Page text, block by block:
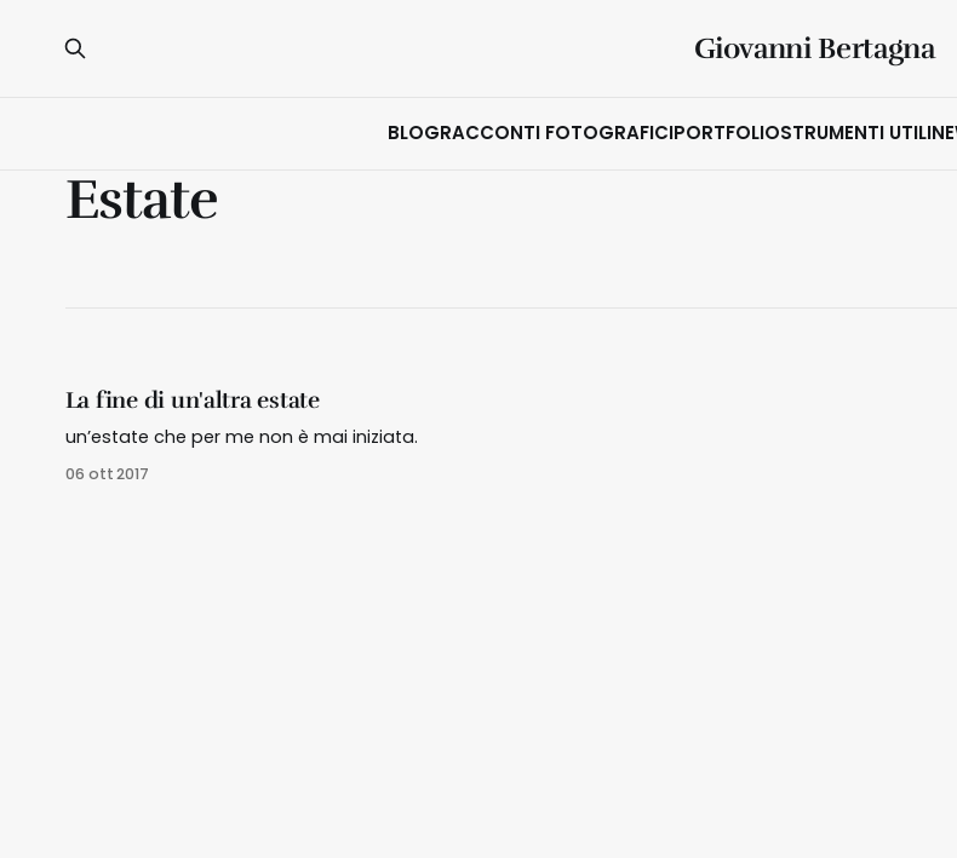
Giovanni Bertagna
BLOGRACCONTI FOTOGRAFICIPORTFOLIOSTRUMENTI UTILI
Estate
La fine di un'altra estate
un’estate che per me non è mai iniziata.
06 ott 2017